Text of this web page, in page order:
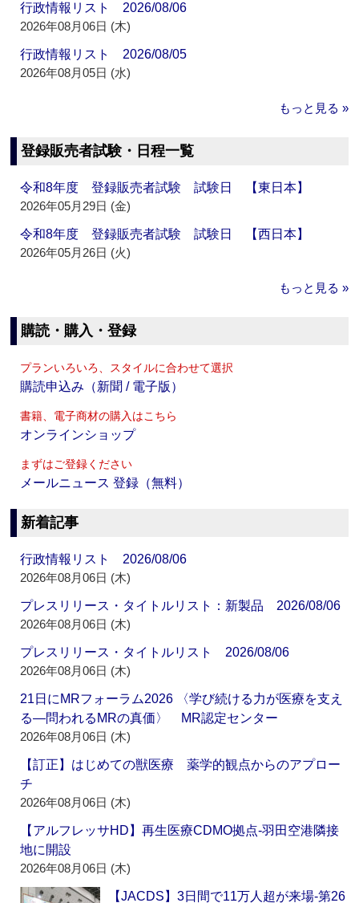
行政情報リスト 2026/08/06
2026年08月06日 (木)
行政情報リスト 2026/08/05
2026年08月05日 (水)
もっと見る »
登録販売者試験・日程一覧
令和8年度 登録販売者試験 試験日 【東日本】
2026年05月29日 (金)
令和8年度 登録販売者試験 試験日 【西日本】
2026年05月26日 (火)
もっと見る »
購読・購入・登録
プランいろいろ、スタイルに合わせて選択
購読申込み（新聞 / 電子版）
書籍、電子商材の購入はこちら
オンラインショップ
まずはご登録ください
メールニュース 登録（無料）
新着記事
行政情報リスト 2026/08/06
2026年08月06日 (木)
プレスリリース・タイトルリスト：新製品 2026/08/06
2026年08月06日 (木)
プレスリリース・タイトルリスト 2026/08/06
2026年08月06日 (木)
21日にMRフォーラム2026 〈学び続ける力が医療を支え
る―問われるMRの真価〉 MR認定センター
2026年08月06日 (木)
【訂正】はじめての獣医療 薬学的観点からのアプロー
チ
2026年08月06日 (木)
【アルフレッサHD】再生医療CDMO拠点‐羽田空港隣接
地に開設
2026年08月06日 (木)
【JACDS】3日間で11万人超が来場‐第26